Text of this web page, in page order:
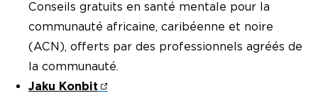
Conseils gratuits en santé mentale pour la
communauté africaine, caribéenne et noire
(ACN), offerts par des professionnels agréés de
la communauté.
Jaku Konbit